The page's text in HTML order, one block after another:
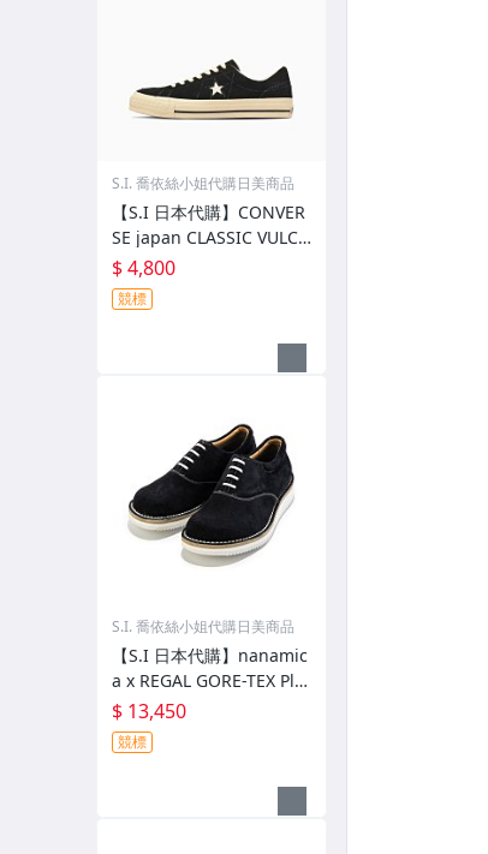
S.I. 喬依絲小姐代購日美商品
【S.I 日本代購】CONVER
SE japan CLASSIC VULCA
NIZE ONE STAR AGED SU
EDE AG
$ 4,800
競標
S.I. 喬依絲小姐代購日美商品
【S.I 日本代購】nanamic
a x REGAL GORE-TEX Plai
n Toe Shoes
$ 13,450
競標